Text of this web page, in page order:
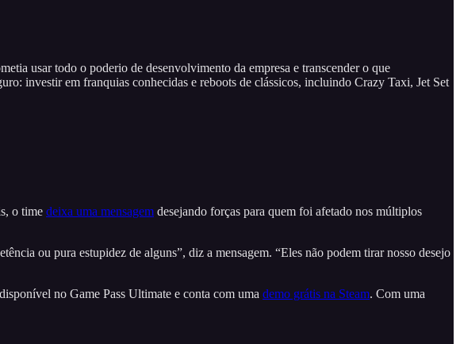
usar todo o poderio de desenvolvimento da empresa e transcender o que
investir em franquias conhecidas e reboots de clássicos, incluindo Crazy Taxi, Jet Set
o time deixa uma mensagem desejando forças para quem foi afetado nos múltiplos
ou pura estupidez de alguns”, diz a mensagem. “Eles não podem tirar nosso desejo
no Game Pass Ultimate e conta com uma demo grátis na Steam. Com uma